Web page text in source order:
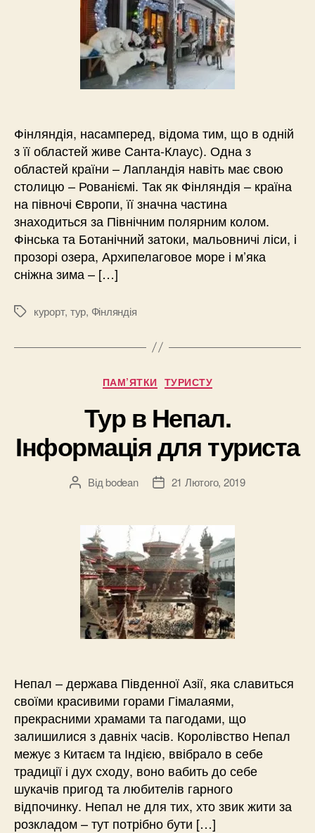
Фінляндія, насамперед, відома тим, що в одній
з її областей живе Санта-Клаус). Одна з
областей країни – Лапландія навіть має свою
столицю – Рованіємі. Так як Фінляндія – країна
на півночі Європи, її значна частина
знаходиться за Північним полярним колом.
Фінська та Ботанічний затоки, мальовничі ліси, і
прозорі озера, Архипелаговое море і м’яка
сніжна зима – […]
Позначки
курорт, тур, Фінляндія
Категорії
ПАМ’ЯТКИ ТУРИСТУ
Тур в Непал.
Інформація для туриста
Автор
Відbodean
Дата21 Лютого, 2019
Непал – держава Південної Азії, яка славиться
своїми красивими горами Гімалаями,
прекрасними храмами та пагодами, що
залишилися з давніх часів. Королівство Непал
межує з Китаєм та Індією, ввібрало в себе
традиції і дух сходу, воно вабить до себе
шукачів пригод та любителів гарного
відпочинку. Непал не для тих, хто звик жити за
розкладом – тут потрібно бути […]